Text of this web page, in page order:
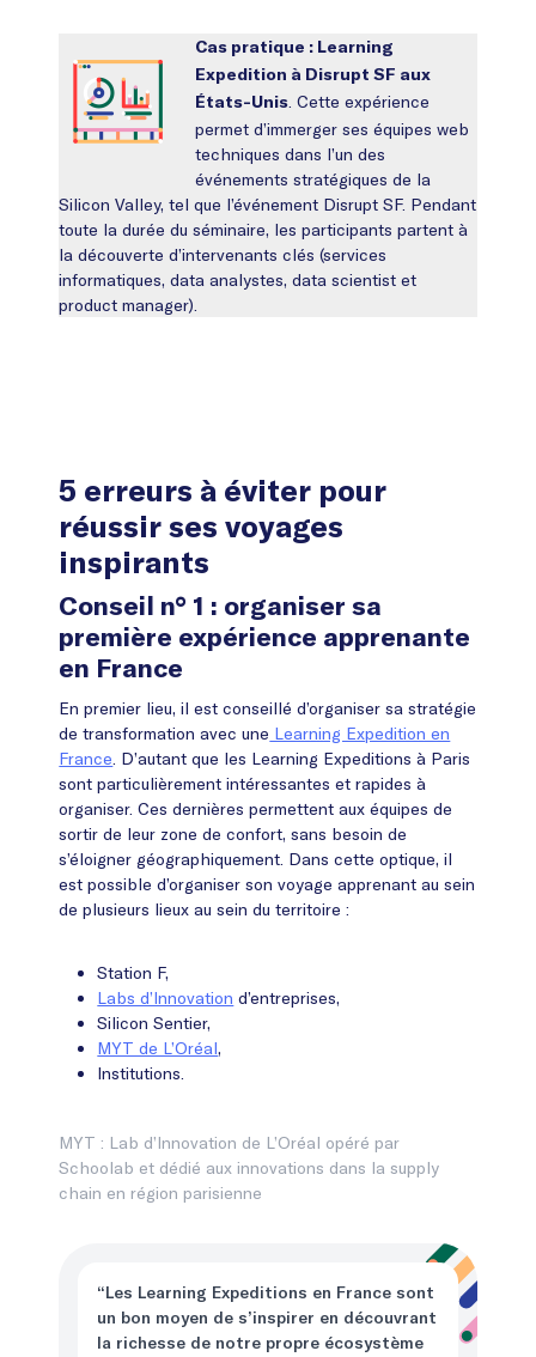
Cas pratique : Learning
Expedition à Disrupt SF aux
États-Unis . Cette expérience
permet d’immerger ses équipes web
techniques dans l’un des
événements stratégiques de la
Silicon Valley, tel que l’événement Disrupt SF. Pendant
toute la durée du séminaire, les participants partent à
la découverte d’intervenants clés (services
informatiques, data analystes, data scientist et
product manager).
5 erreurs à éviter pour
réussir ses voyages
inspirants
Conseil n° 1 : organiser sa
première expérience apprenante
en France
En premier lieu, il est conseillé d’organiser sa stratégie
de transformation avec une Learning Expedition en
France . D’autant que les Learning Expeditions à Paris
sont particulièrement intéressantes et rapides à
organiser. Ces dernières permettent aux équipes de
sortir de leur zone de confort, sans besoin de
s’éloigner géographiquement. Dans cette optique, il
est possible d’organiser son voyage apprenant au sein
de plusieurs lieux au sein du territoire :
Station F,
Labs d’Innovation d’entreprises,
Silicon Sentier,
MYT de L’Oréal,
Institutions.
MYT : Lab d’Innovation de L’Oréal opéré par
Schoolab et dédié aux innovations dans la supply
chain en région parisienne
“Les Learning Expeditions en France sont
un bon moyen de s’inspirer en découvrant
la richesse de notre propre écosystème